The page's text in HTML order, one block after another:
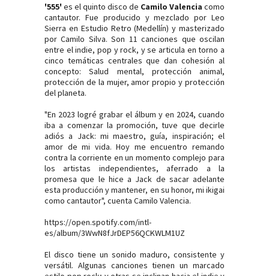
'555' es el quinto disco de Camilo Valencia como
cantautor. Fue producido y mezclado por Leo
Sierra en Estudio Retro (Medellín) y masterizado
por Camilo Silva. Son 11 canciones que oscilan
entre el indie, pop y rock, y se articula en torno a
cinco temáticas centrales que dan cohesión al
concepto: Salud mental, protección animal,
protección de la mujer, amor propio y protección
del planeta.
"En 2023 logré grabar el álbum y en 2024, cuando
iba a comenzar la promoción, tuve que decirle
adiós a Jack: mi maestro, guía, inspiración; el
amor de mi vida. Hoy me encuentro remando
contra la corriente en un momento complejo para
los artistas independientes, aferrado a la
promesa que le hice a Jack de sacar adelante
esta producción y mantener, en su honor, mi ikigai
como cantautor", cuenta Camilo Valencia.
https://open.spotify.com/intl-
es/album/3WwN8fJrDEP56QCKWLM1UZ
El disco tiene un sonido maduro, consistente y
versátil. Algunas canciones tienen un marcado